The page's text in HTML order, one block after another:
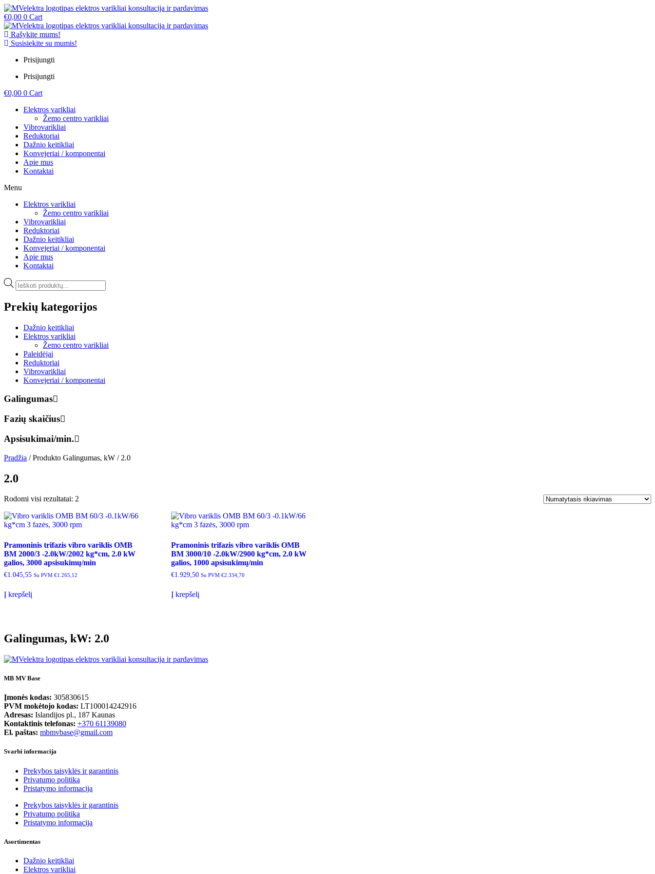
€0,00 0 Cart
Rašykite mums!
Susisiekite su mumis!
Prisijungti
Prisijungti
€0,00 0 Cart
Elektros varikliai
Žemo centro varikliai
Vibrovarikliai
Reduktoriai
Dažnio keitikliai
Konvejeriai / komponentai
Apie mus
Kontaktai
Menu
Elektros varikliai
Žemo centro varikliai
Vibrovarikliai
Reduktoriai
Dažnio keitikliai
Konvejeriai / komponentai
Apie mus
Kontaktai
Products
search
Prekių kategorijos
Dažnio keitikliai
Elektros varikliai
Žemo centro varikliai
Paleidėjai
Reduktoriai
Vibrovarikliai
Konvejeriai / komponentai
Galingumas
Fazių skaičius
Apsisukimai/min.
Pradžia / Produkto Galingumas, kW / 2.0
2.0
Rodomi visi rezultatai: 2
Pramoninis trifazis vibro variklis OMB
BM 2000/3 -2.0kW/2002 kg*cm, 2.0 kW
galios, 3000 apsisukimų/min
€1.045,55 Su PVM €1.265,12
Į krepšelį
Pramoninis trifazis vibro variklis OMB
BM 3000/10 -2.0kW/2900 kg*cm, 2.0 kW
galios, 1000 apsisukimų/min
€1.929,50 Su PVM€2.334,70
Į krepšelį
Galingumas, kW: 2.0
MB MV Base
Įmonės kodas: 305830615
PVM mokėtojo kodas: LT100014242916
Adresas: Islandijos pl., 187 Kaunas
Kontaktinis telefonas: +370 61139080
El. paštas: mbmvbase@gmail.com
Svarbi informacija
Prekybos taisyklės ir garantinis
Privatumo politika
Pristatymo informacija
Prekybos taisyklės ir garantinis
Privatumo politika
Pristatymo informacija
Asortimentas
Dažnio keitikliai
Elektros varikliai